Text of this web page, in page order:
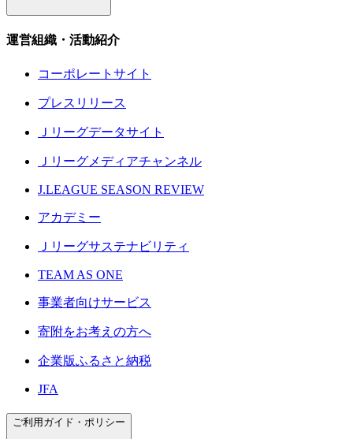
運営組織・活動紹介
コーポレートサイト
プレスリリース
Ｊリーグデータサイト
Ｊリーグメディアチャンネル
J.LEAGUE SEASON REVIEW
アカデミー
Ｊリーグサステナビリティ
TEAM AS ONE
事業者向けサービス
寄附をお考えの方へ
企業版ふるさと納税
JFA
ご利用ガイド・ポリシー